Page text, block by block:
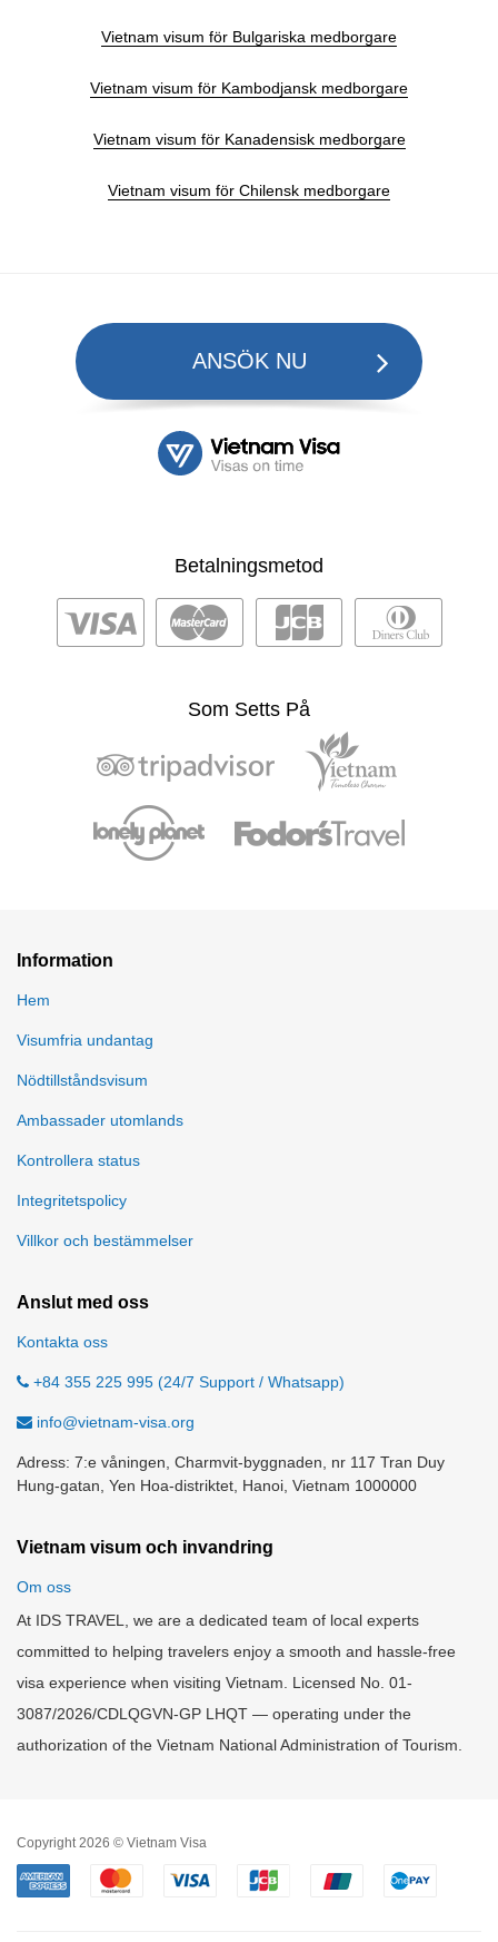
Vietnam visum för Bulgariska medborgare
Vietnam visum för Kambodjansk medborgare
Vietnam visum för Kanadensisk medborgare
Vietnam visum för Chilensk medborgare
ANSÖK NU
Betalningsmetod
Som Setts På
Information
Hem
Visumfria undantag
Nödtillståndsvisum
Ambassader utomlands
Kontrollera status
Integritetspolicy
Villkor och bestämmelser
Anslut med oss
Kontakta oss
+84 355 225 995 (24/7 Support / Whatsapp)
info@vietnam-visa.org
Adress: 7:e våningen, Charmvit-byggnaden, nr 117 Tran Duy
Hung-gatan, Yen Hoa-distriktet, Hanoi, Vietnam 1000000
Vietnam visum och invandring
Om oss
At IDS TRAVEL, we are a dedicated team of local experts
committed to helping travelers enjoy a smooth and hassle-free
visa experience when visiting Vietnam. Licensed No. 01-
3087/2026/CDLQGVN-GP LHQT — operating under the
authorization of the Vietnam National Administration of Tourism.
Copyright 2026 © Vietnam Visa